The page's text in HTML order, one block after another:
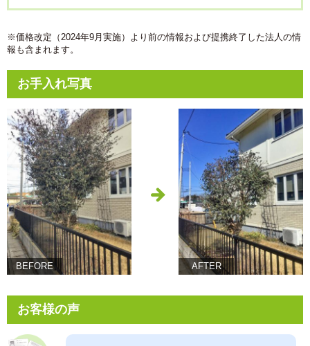
※価格改定（2024年9月実施）より前の情報および提携終了した法人の情
報も含まれます。
お手入れ写真
BEFORE AFTER
お客様の声